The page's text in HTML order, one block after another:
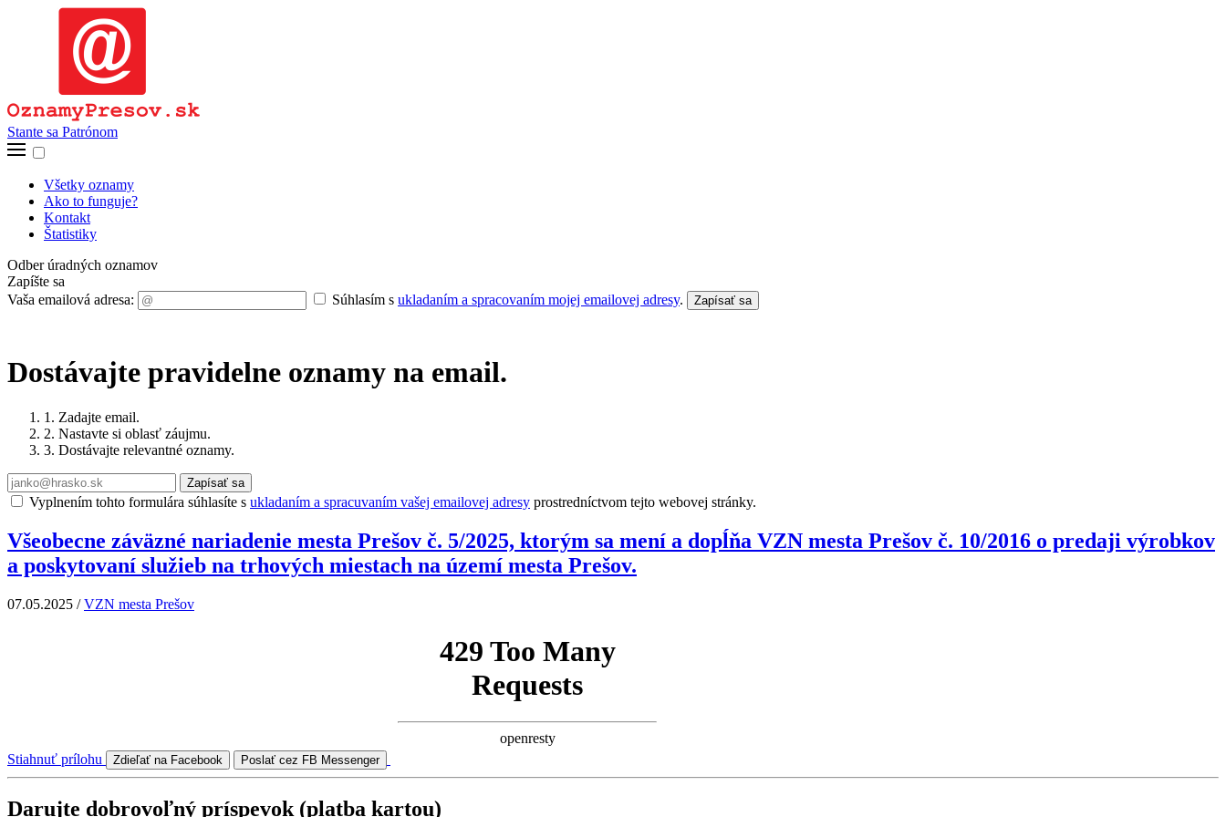
Stante sa Patrónom
Všetky oznamy
Ako to funguje?
Kontakt
Štatistiky
Odber úradných oznamov
Zapíšte sa
Vaša emailová adresa:
Súhlasím s ukladaním a spracovaním mojej emailovej adresy. Zapísať sa
Dostávajte pravidelne oznamy na email.
1. Zadajte email.
2. Nastavte si oblasť záujmu.
3. Dostávajte relevantné oznamy.
Zapísať sa
Vyplnením tohto formulára súhlasíte s ukladaním a spracuvaním vašej emailovej adresy prostredníctvom tejto webovej stránky.
Všeobecne záväzné nariadenie mesta Prešov č. 5/2025, ktorým sa mení a dopĺňa VZN mesta Prešov č. 10/2016 o predaji výrobkov
a poskytovaní služieb na trhových miestach na území mesta Prešov.
07.05.2025 /VZN mesta Prešov
Stiahnuť prílohu Zdieľať na Facebook Poslať cez FB Messenger
Darujte dobrovoľný príspevok (platba kartou)